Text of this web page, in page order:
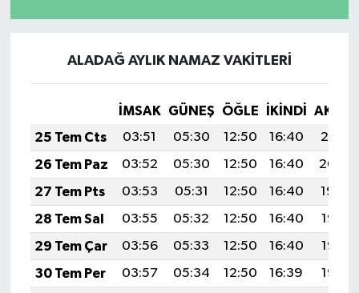
ALADAĞ AYLIK NAMAZ VAKITLERI
İMSAK GÜNEŞ ÖĞLE İKINDI
25 Tem Cts
03:51 05:30 12:50 16:40
20:01
26 Tem Paz
03:52 05:30 12:50 16:40
20:00
27 Tem Pts
03:53 05:31 12:50 16:40
19:59
28 Tem Sal
03:55 05:32 12:50 16:40
19:58
29 Tem Çar
03:56 05:33 12:50 16:40
19:57
30 Tem Per
03:57 05:34 12:50 16:39
19:56